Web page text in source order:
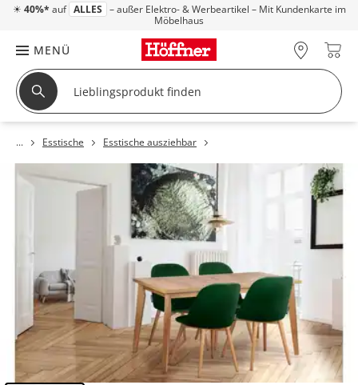
☀ 40%* auf ALLES – außer Elektro- & Werbeartikel – Mit Kundenkarte im
Möbelhaus
MENÜ
Esstische Esstische ausziehbar